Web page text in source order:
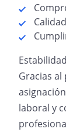
Calidad
Gracias
laboral y